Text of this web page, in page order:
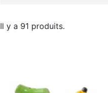
Il y a 91 produits.